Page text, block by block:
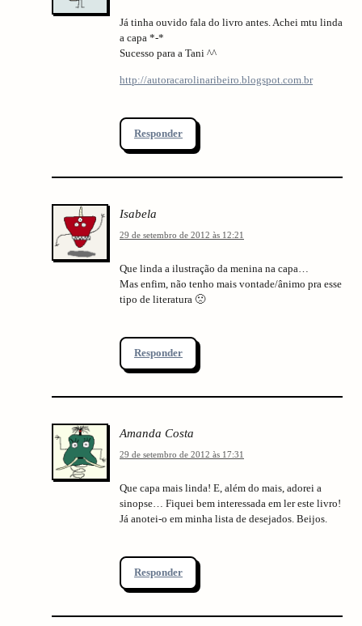
Já tinha ouvido fala do livro antes. Achei mtu linda
a capa *-*
Sucesso para a Tani ^^
http://autoracarolinaribeiro.blogspot.com.br
Responder
Isabela
29 de setembro de 2012 às 12:21
Que linda a ilustração da menina na capa…
Mas enfim, não tenho mais vontade/ânimo pra esse
tipo de literatura 🙁
Responder
Amanda Costa
29 de setembro de 2012 às 17:31
Que capa mais linda! E, além do mais, adorei a
sinopse… Fiquei bem interessada em ler este livro!
Já anotei-o em minha lista de desejados. Beijos.
Responder